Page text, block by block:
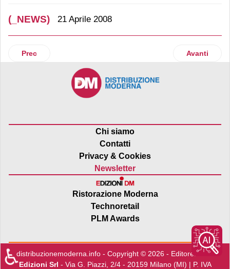
(_NEWS) 21 Aprile 2008
Articolo precedente: Romania
Prec Articolo
Avanti
Chi siamo
Contatti
Privacy & Cookies
Newsletter
Ristorazione Moderna
Technoretail
PLM Awards
distribuzionemoderna.info - Copyright © 2026 - Editore:Edra
Edizioni Srl - Via G. Piazzi, 2/4 - 20159 Milano (MI) | P. IVA